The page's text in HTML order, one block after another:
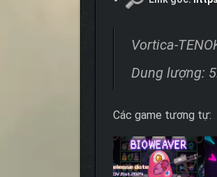
Vortica-
Dung lượng:
Các game tương tự: